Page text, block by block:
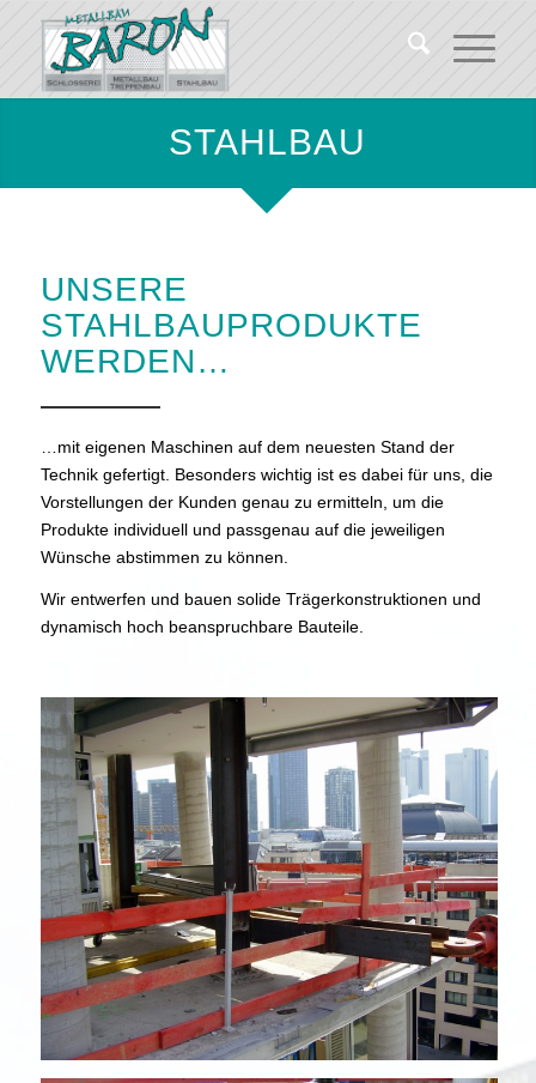
STAHLBAU
UNSERE
STAHLBAUPRODUKTE
WERDEN…
…mit eigenen Maschinen auf dem neuesten Stand der
Technik gefertigt. Besonders wichtig ist es dabei für uns, die
Vorstellungen der Kunden genau zu ermitteln, um die
Produkte individuell und passgenau auf die jeweiligen
Wünsche abstimmen zu können.
Wir entwerfen und bauen solide Trägerkonstruktionen und
dynamisch hoch beanspruchbare Bauteile.